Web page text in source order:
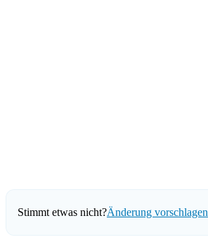
Stimmt etwas nicht?Änderung vorschlagen